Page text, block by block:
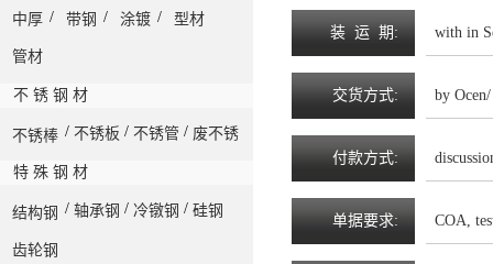
中厚 / 带钢 / 涂镀 / 型材
管材
不 锈 钢 材
不锈棒 / 不锈板 / 不锈管 / 废不锈
特 殊 钢 材
结构钢 / 轴承钢 / 冷镦钢 / 硅钢
齿轮钢
装 运 期 : with in
交货方式: by
付款方式:
单据要求: COA,